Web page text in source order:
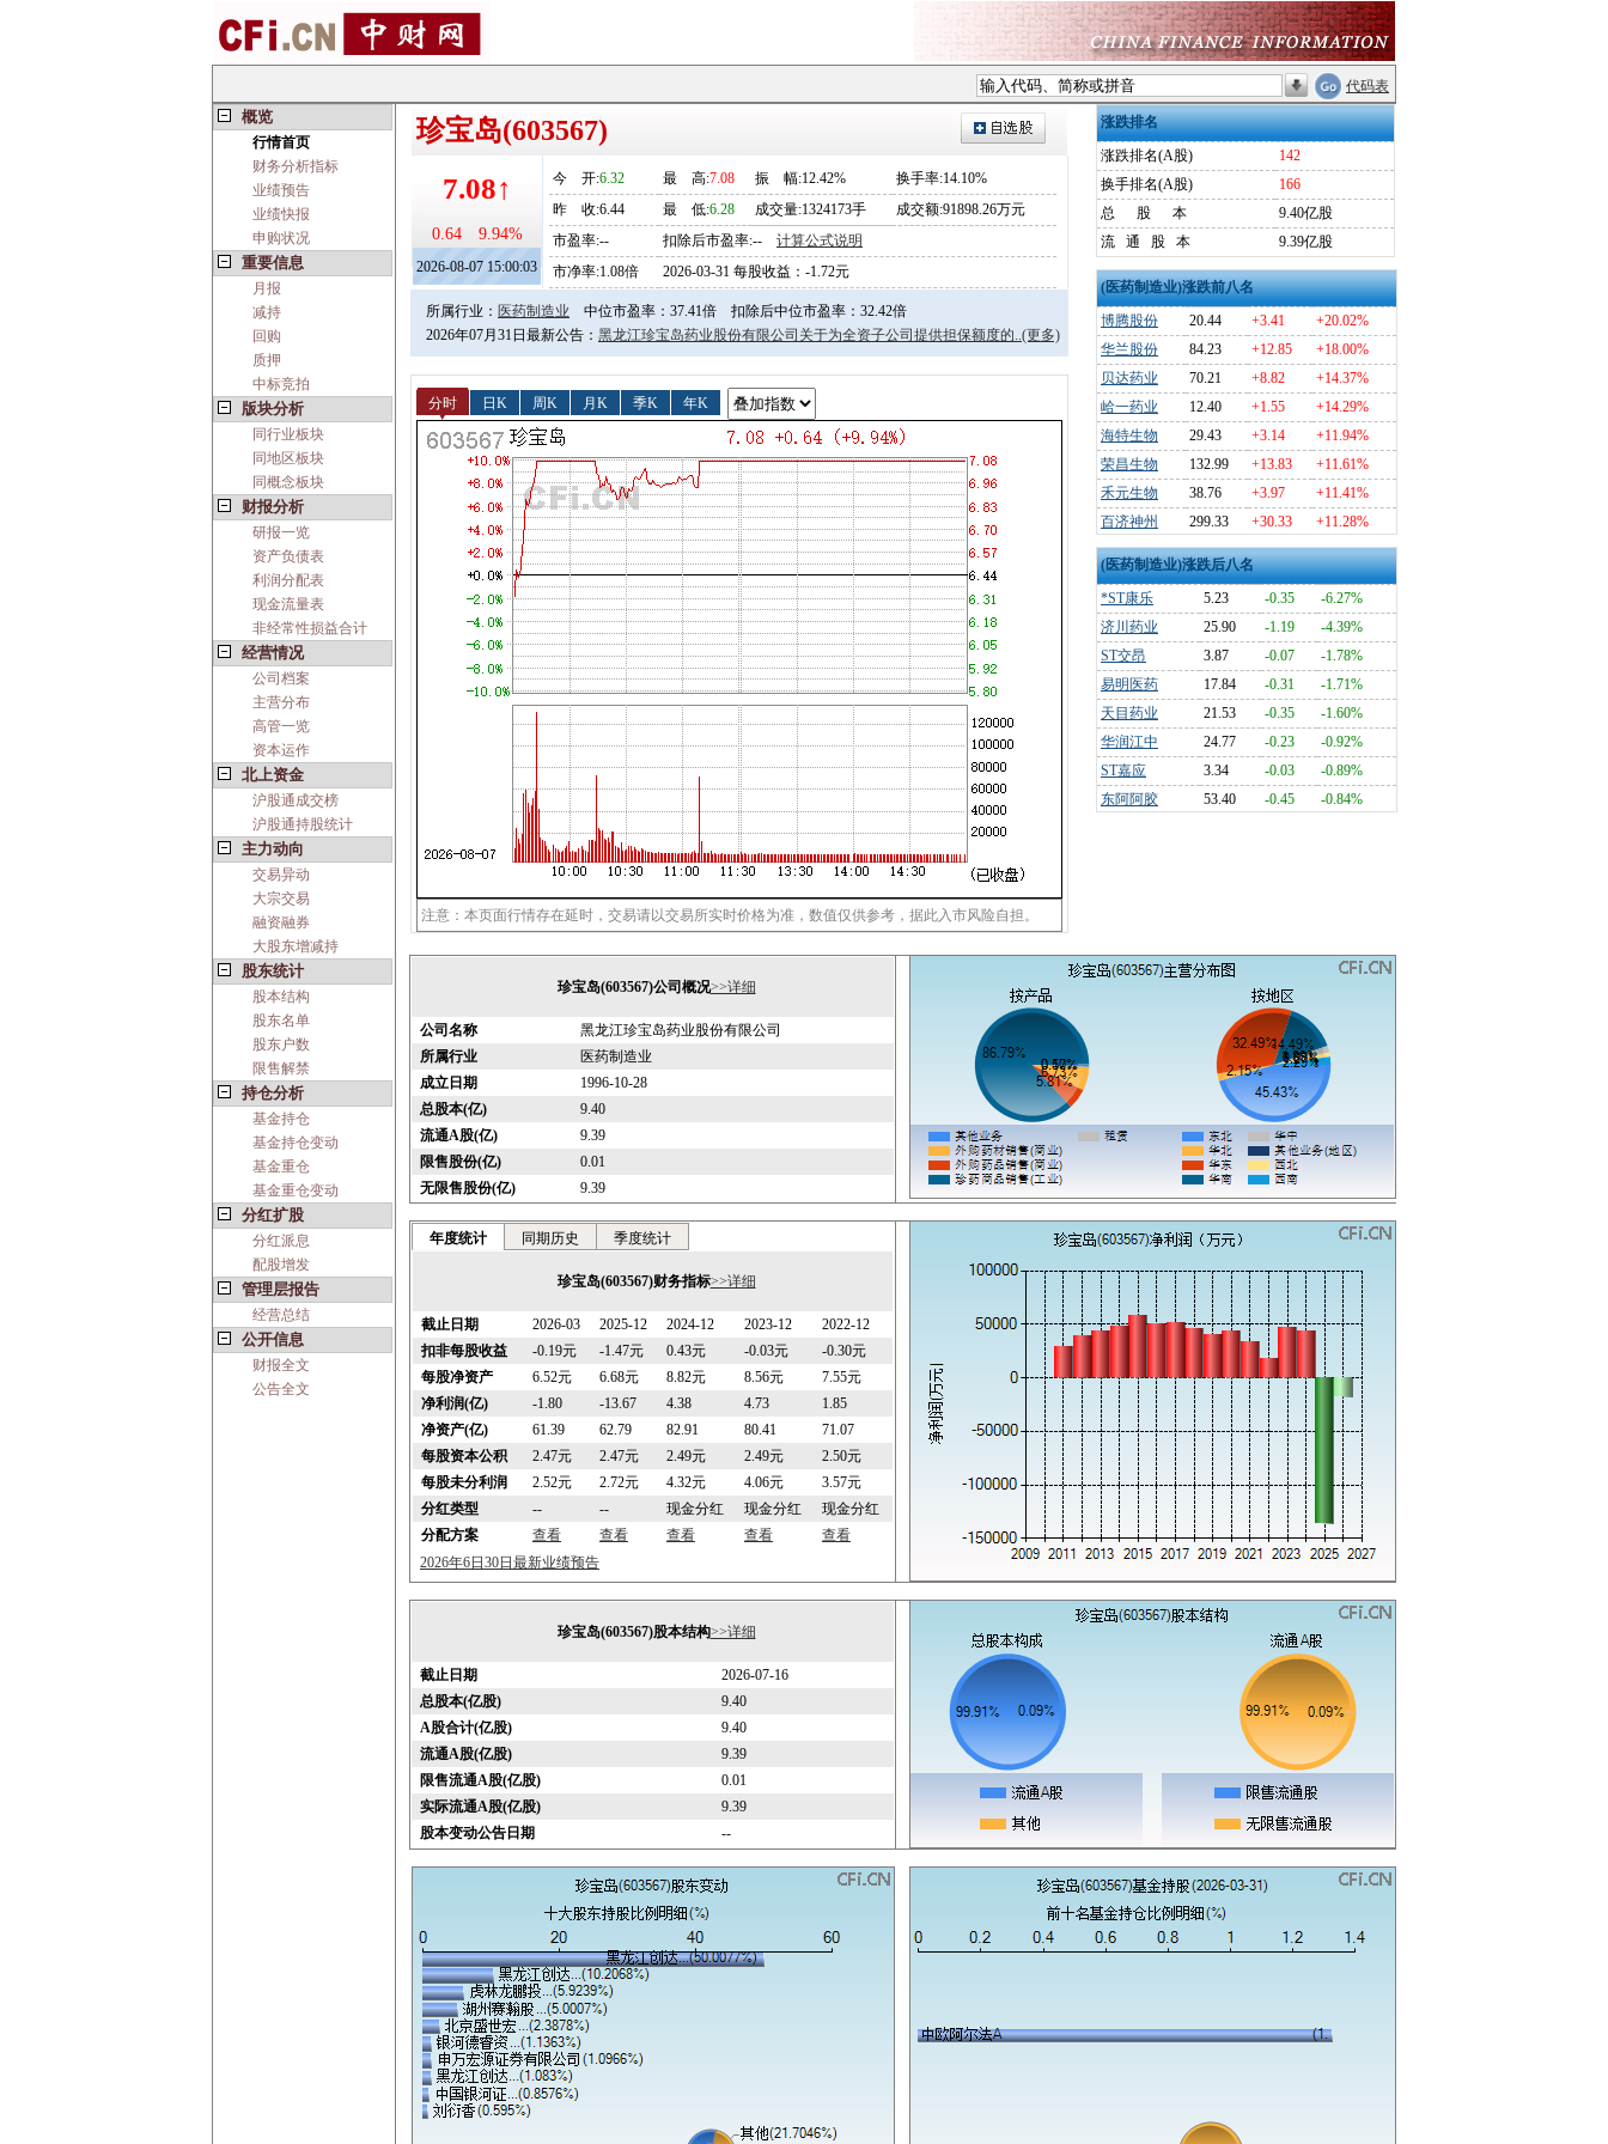
代码表
概览
行情首页
财务分析指标
业绩预告
业绩快报
申购状况
重要信息
月报
减持
回购
质押
中标竞拍
版块分析
同行业板块
同地区板块
同概念板块
财报分析
研报一览
资产负债表
利润分配表
现金流量表
非经常性损益合计
经营情况
公司档案
主营分布
高管一览
资本运作
北上资金
沪股通成交榜
沪股通持股统计
主力动向
交易异动
大宗交易
融资融券
大股东增减持
股东统计
股本结构
股东名单
股东户数
限售解禁
持仓分析
基金持仓
基金持仓变动
基金重仓
基金重仓变动
分红扩股
分红派息
配股增发
管理层报告
经营总结
公开信息
财报全文
公告全文
珍宝岛(603567)
7.08↑
0.64 9.94%
2026-08-07 15:00:03
今 开:6.32 最 高:7.08 振 幅:12.42%
换手率:14.10%
昨
收:6.44 最 低:6.28 成交量:1324173手
成交额:91898.26万元
市盈率:--
扣除后市盈率:--
计算公式说明
市净率:1.08倍
2026-03-31 每股收益：-1.72元
所属行业： 医药制造业 中位市盈率：37.41倍
扣除后中位市盈率：32.42倍
2026年07月31日最新公告： 黑龙江珍宝岛药业股份有限公司关于为全资子公司提供担保额度的..(更多)
分时 日K 周K 月K 季K 年K
注意：本页面行情存在延时，交易请以交易所实时价格为准，数值仅供参考，据此入市风险自担。
涨跌排名
涨跌排名(A股)
142
换手排名(A股)
166
总
股 本
9.40亿股
流
通 股 本 9.39亿股
(医药制造业)涨跌前八名
博腾股份
20.44 +3.41
+20.02%
华兰股份
84.23 +12.85
+18.00%
贝达药业
70.21 +8.82
+14.37%
峆一药业
12.40 +1.55
+14.29%
海特生物
29.43 +3.14
+11.94%
荣昌生物
132.99 +13.83
+11.61%
禾元生物
38.76 +3.97
+11.41%
百济神州
299.33 +30.33 +11.28%
(医药制造业)涨跌后八名
*ST康乐
5.23 -0.35
-6.27%
济川药业
25.90 -1.19
-4.39%
ST交昂
3.87 -0.07
-1.78%
易明医药
17.84 -0.31
-1.71%
天目药业
21.53 -0.35
-1.60%
华润江中
24.77 -0.23
-0.92%
ST嘉应
3.34 -0.03
-0.89%
东阿阿胶
53.40 -0.45 -0.84%
珍宝岛(603567)公司概况>>详细
公司名称
黑龙江珍宝岛药业股份有限公司
所属行业
医药制造业
成立日期
1996-10-28
总股本(亿)
9.40
流通A股(亿)
9.39
限售股份(亿)
0.01
无限售股份(亿)
9.39
年度统计 同期历史 季度统计
珍宝岛(603567)财务指标>>详细
截止日期 2026-03 2025-12 2024-12 2023-12
2022-12
扣非每股收益
-0.19元 -1.47元 0.43元 -0.03元
-0.30元
每股净资产
6.52元 6.68元 8.82元 8.56元
7.55元
净利润(亿)
-1.80 -13.67 4.38 4.73
1.85
净资产(亿)
61.39 62.79 82.91 80.41
71.07
每股资本公积
2.47元 2.47元 2.49元 2.49元
2.50元
每股未分利润
2.52元 2.72元 4.32元 4.06元
3.57元
分红类型
-- -- 现金分红 现金分红
现金分红
分配方案
查看 查看 查看 查看
查看
2026年6日30日最新业绩预告
珍宝岛(603567)股本结构>>详细
截止日期
2026-07-16
总股本(亿股)
9.40
A股合计(亿股)
9.40
流通A股(亿股)
9.39
限售流通A股(亿股)
0.01
实际流通A股(亿股)
9.39
股本变动公告日期
--